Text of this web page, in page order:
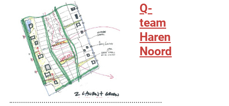
Q-
team
Haren
Noord